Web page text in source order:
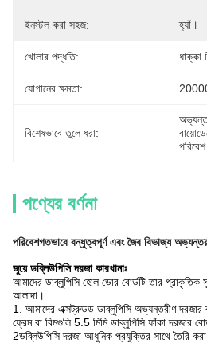
ইনস্টল করা সহজ: হ্যাঁ।
খোলার পদ্ধতি: ধাক্কা
যোগানের ক্ষমতা:
বিশেষভাবে তুলে ধরা:
পণ্যের বর্ণনা
পরিবেশগতভাবে বন্ধুত্বপূর্ণ এবং জৈব বিভাজ্য
জুয়ে ডব্লিউপিসি দরজা কারখানাঃ
আমাদের ডাব্লুপিসি হোল ডোর বোর্ডটি তার প্রাকৃতিক
আলাদা।
1. আমাদের এক্সট্রুডড ডাব্লুপিসি অভ্যন্তরীণ দরজার
ফ্রেম বা বিমগুলি 5.5 মিমি ডাব্লুপিসি ফাঁকা দরজার
2ডব্লিউপিসি দরজা আধুনিক প্রযুক্তির সাথে তৈরি